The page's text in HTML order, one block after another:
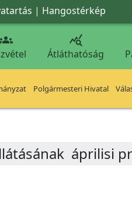
| Hangostérkép

Átláthatóság
Polgármesteri Hivatal
áprilisi